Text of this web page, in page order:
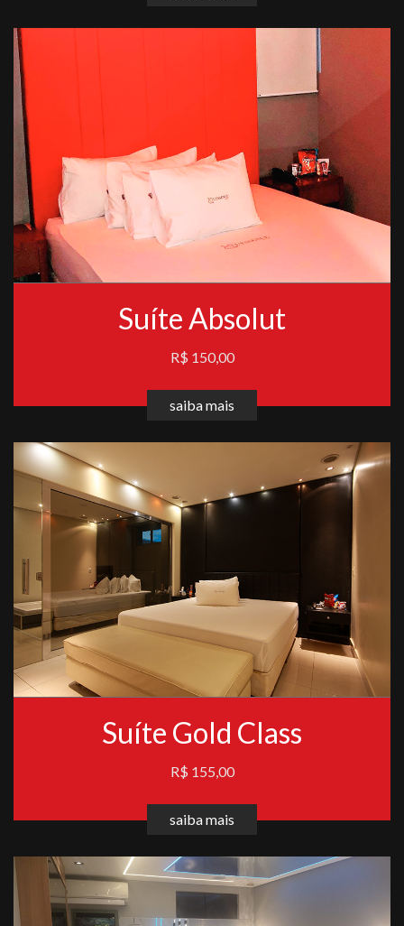
Suíte Absolut
R$ 150,00
saiba mais
Suíte Gold Class
R$ 155,00
saiba mais